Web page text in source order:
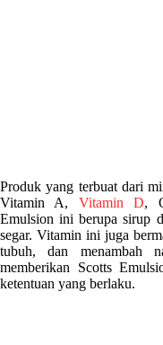
Produk yang terbuat dari
Vitamin A, Vitamin D,
Emulsion ini berupa sirup
segar. Vitamin ini juga
tubuh, dan menambah
memberikan Scotts
ketentuan yang berlaku.